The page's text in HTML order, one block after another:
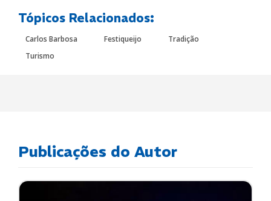
Tópicos Relacionados:
Carlos Barbosa Festiqueijo
Tradição
Turismo
Publicações do Autor